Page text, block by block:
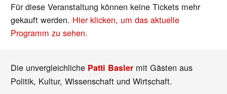
Für diese Veranstaltung können keine Tickets mehr
gekauft werden. Hier klicken, um das aktuelle
Programm zu sehen.
Die unvergleichliche Patti Basler mit Gästen aus
Politik, Kultur, Wissenschaft und Wirtschaft.